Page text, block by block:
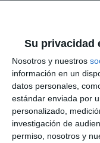
Su privacidad
Nosotros y nuestros
información en un
datos personales,
estándar enviada por
personalizado,
investigación de
permiso, nosotros y